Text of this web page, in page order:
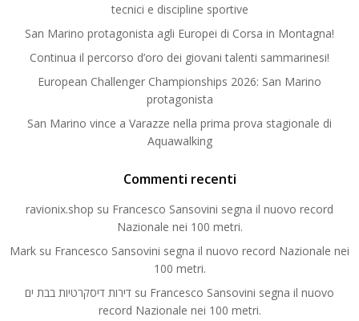
tecnici e discipline sportive
San Marino protagonista agli Europei di Corsa in Montagna!
Continua il percorso d’oro dei giovani talenti sammarinesi!
European Challenger Championships 2026: San Marino
protagonista
San Marino vince a Varazze nella prima prova stagionale di
Aquawalking
Commenti recenti
ravionix.shop su Francesco Sansovini segna il nuovo record
Nazionale nei 100 metri.
Mark su Francesco Sansovini segna il nuovo record Nazionale nei
100 metri.
דירות דיסקרטיות בבת ים su Francesco Sansovini segna il nuovo
record Nazionale nei 100 metri.